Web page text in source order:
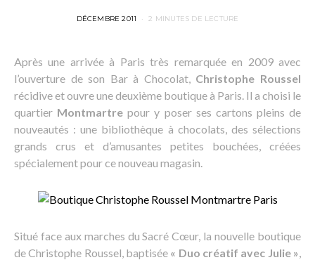
POSTED
DÉCEMBRE 2011 2 MINUTES DE LECTURE
Après une arrivée à Paris très remarquée en 2009 avec
l’ouverture de son Bar à Chocolat, Christophe Roussel
récidive et ouvre une deuxième boutique à Paris. Il a choisi le
quartier Montmartre pour y poser ses cartons pleins de
nouveautés : une bibliothèque à chocolats, des sélections
grands crus et d’amusantes petites bouchées, créées
spécialement pour ce nouveau magasin.
Situé face aux marches du Sacré Cœur, la nouvelle boutique
de Christophe Roussel, baptisée « Duo créatif avec Julie »,